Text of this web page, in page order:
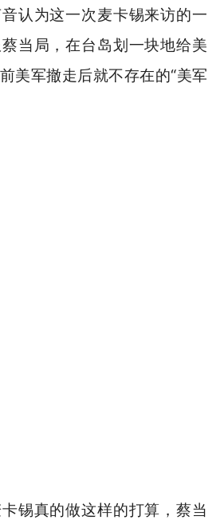
认为这一次麦卡锡来访的一
当局，在台岛划一块地给美
美军撤走后就不存在的“美军
锡真的做这样的打算，蔡当